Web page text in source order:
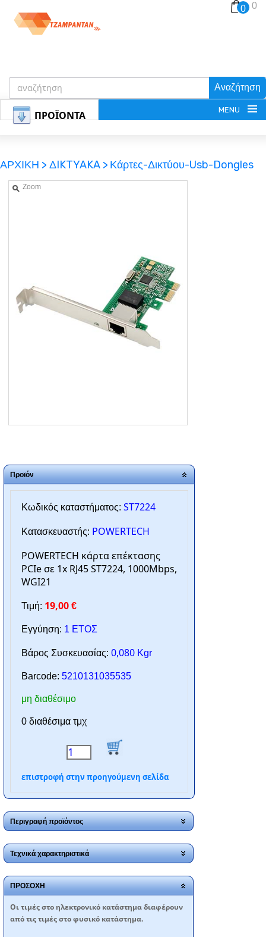
Αναζήτηση
0 0
ΠΡΟΪΟΝΤΑ MENU
ΑΡΧΙΚΗ
ΑΡΧΙΚΗ > ΔIKTYAKA > Κάρτες-Δικτύου-Usb-Dongles
Zoom
Προϊόν
Κωδικός καταστήματος: ST7224
Κατασκευαστής: POWERTECH
POWERTECH κάρτα επέκτασης
PCIe σε 1x RJ45 ST7224, 1000Mbps,
WGI21
Τιμή: 19,00 €
Εγγύηση: 1 ΕΤΟΣ
Βάρος Συσκευασίας: 0,080 Kgr
Barcode: 5210131035535
μη διαθέσιμο
0 διαθέσιμα τμχ
επιστροφή στην προηγούμενη σελίδα
Περιγραφή προϊόντος
Τεχνικά χαρακτηριστικά
ΠΡΟΣΟΧΗ
Oι τιμές στο ηλεκτρονικό κατάστημα διαφέρουν
από τις τιμές στο φυσικό κατάστημα.